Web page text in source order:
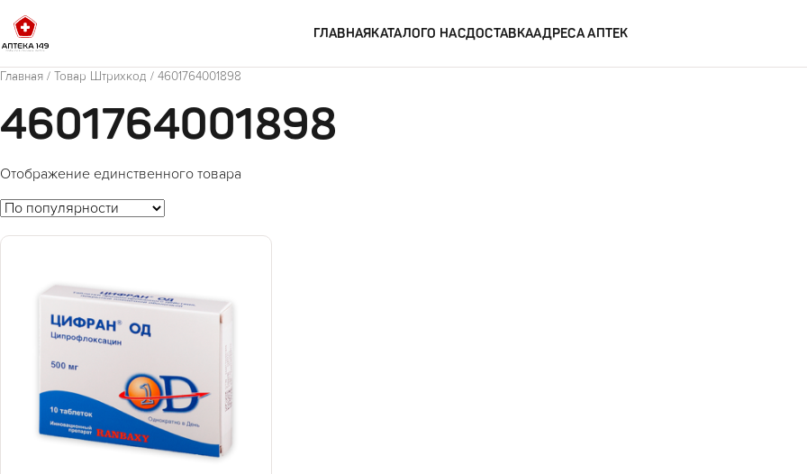
ГЛАВНАЯКАТАЛОГО НАСДОСТАВКААДРЕСА АПТЕК
Главная / Товар Штрихкод / 4601764001898
4601764001898
Отображение единственного товара